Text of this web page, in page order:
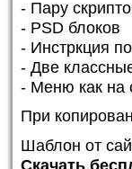
- Пару
- PSD блоков
- Инстркция
- Две
- Меню как на
При
Шаблон от
Скачать